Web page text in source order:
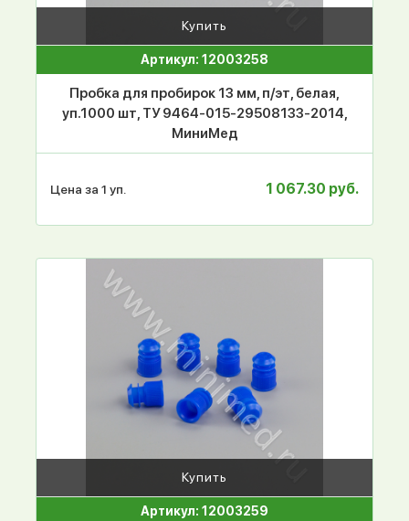
Купить
Артикул: 12003258
Пробка для пробирок 13 мм, п/эт, белая,
уп.1000 шт, ТУ 9464-015-29508133-2014,
МиниМед
Цена за 1 уп. 1 067.30 руб.
Купить
Артикул: 12003259